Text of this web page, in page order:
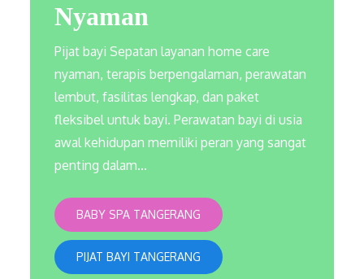
Nyaman
Pijat bayi Sepatan layanan home care
nyaman, terapis berpengalaman, perawatan
lembut, fasilitas lengkap, dan paket
fleksibel untuk bayi. Perawatan bayi di usia
awal kehidupan memiliki peran yang sangat
penting dalam…
BABY SPA TANGERANG
PIJAT BAYI TANGERANG